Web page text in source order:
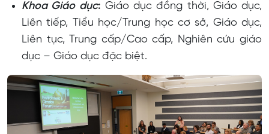
Khoa Giáo dục: Giáo dục đồng thời, Giáo dục,
Liên tiếp, Tiểu học/Trung học cơ sở, Giáo dục,
Liên tục, Trung cấp/Cao cấp, Nghiên cứu giáo
dục – Giáo dục đặc biệt.